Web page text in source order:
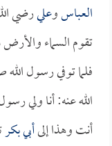
العباسوعليرضي
تقوم السماء
فلما توفي رسول
الله عنه: أنا ولي
أنت وهذا إلىأبي بكر